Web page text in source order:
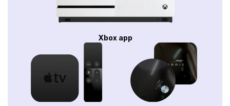
Xbox app